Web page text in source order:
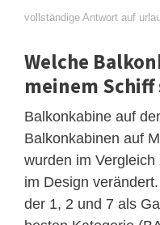
vollständige Antwort auf
Welche
meinem Schiff
Balkonkabine auf
Balkonkabinen auf
wurden im
im Design
der 1, 2 und 7 als